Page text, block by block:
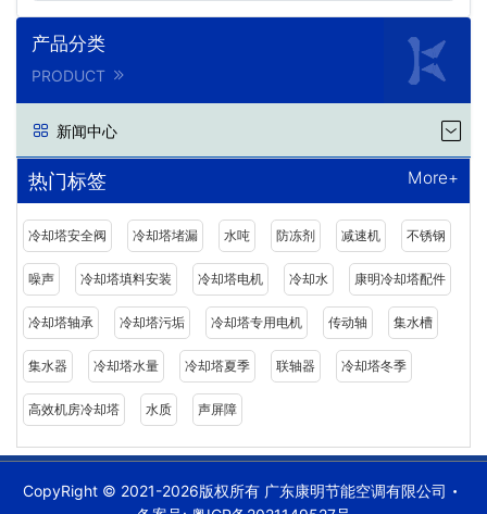
产品分类
PRODUCT
新闻中心
热门标签 More+
冷却塔安全阀 冷却塔堵漏 水吨 防冻剂 减速机 不锈钢
噪声 冷却塔填料安装 冷却塔电机 冷却水 康明冷却塔配件
冷却塔轴承 冷却塔污垢 冷却塔专用电机 传动轴 集水槽
集水器 冷却塔水量 冷却塔夏季 联轴器 冷却塔冬季
高效机房冷却塔 水质 声屏障
CopyRight © 2021-2026版权所有 广东康明节能空调有限公司